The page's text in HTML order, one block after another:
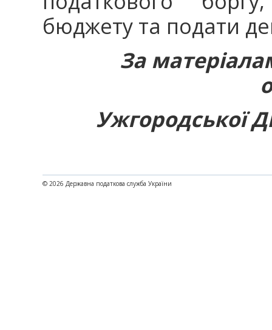
бюджету та подати
За
Ужгородської
© 2026 Державна податкова служба України